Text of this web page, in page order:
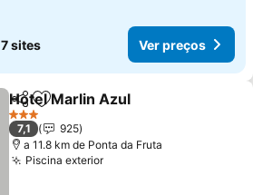
7 sites Ver preços
PartilharAdicionar aos favoritos
Hotel Marlin Azul
3 Estrelas
7,1
925
a 11.8 km de Ponta da Fruta
Piscina exteriorVer preços